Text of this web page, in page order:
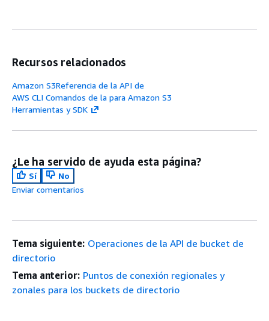
Recursos relacionados
Amazon S3Referencia de la API de
AWS CLI Comandos de la para Amazon S3
Herramientas y SDK
¿Le ha servido de ayuda esta página?
Sí
No
Enviar comentarios
Tema siguiente: Operaciones de la API de bucket de
directorio
Tema anterior: Puntos de conexión regionales y
zonales para los buckets de directorio